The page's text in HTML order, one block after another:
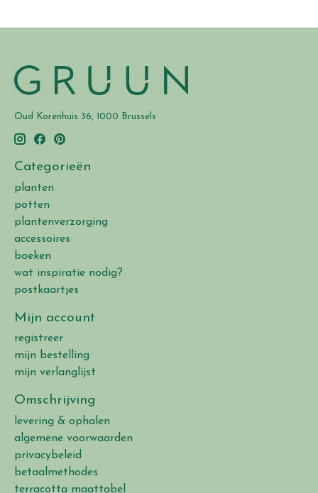
Oud Korenhuis 36, 1000 Brussels
Categorieën
planten
potten
plantenverzorging
accessoires
boeken
wat inspiratie nodig?
postkaartjes
Mijn account
registreer
mijn bestelling
mijn verlanglijst
Omschrijving
levering & ophalen
algemene voorwaarden
privacybeleid
betaalmethodes
terracotta maattabel